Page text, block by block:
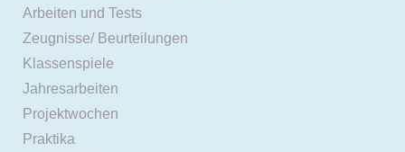
Arbeiten und Tests
Zeugnisse/ Beurteilungen
Klassenspiele
Jahresarbeiten
Projektwochen
Praktika